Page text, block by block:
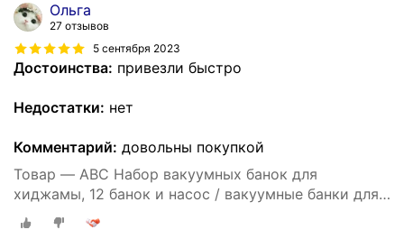
Ольга
27 отзывов
5 сентября 2023
Достоинства: привезли быстро
Недостатки: нет
Комментарий: довольны покупкой
Товар — ABC Набор вакуумных банок для
хиджамы, 12 банок и насос / вакуумные банки для
массажа.